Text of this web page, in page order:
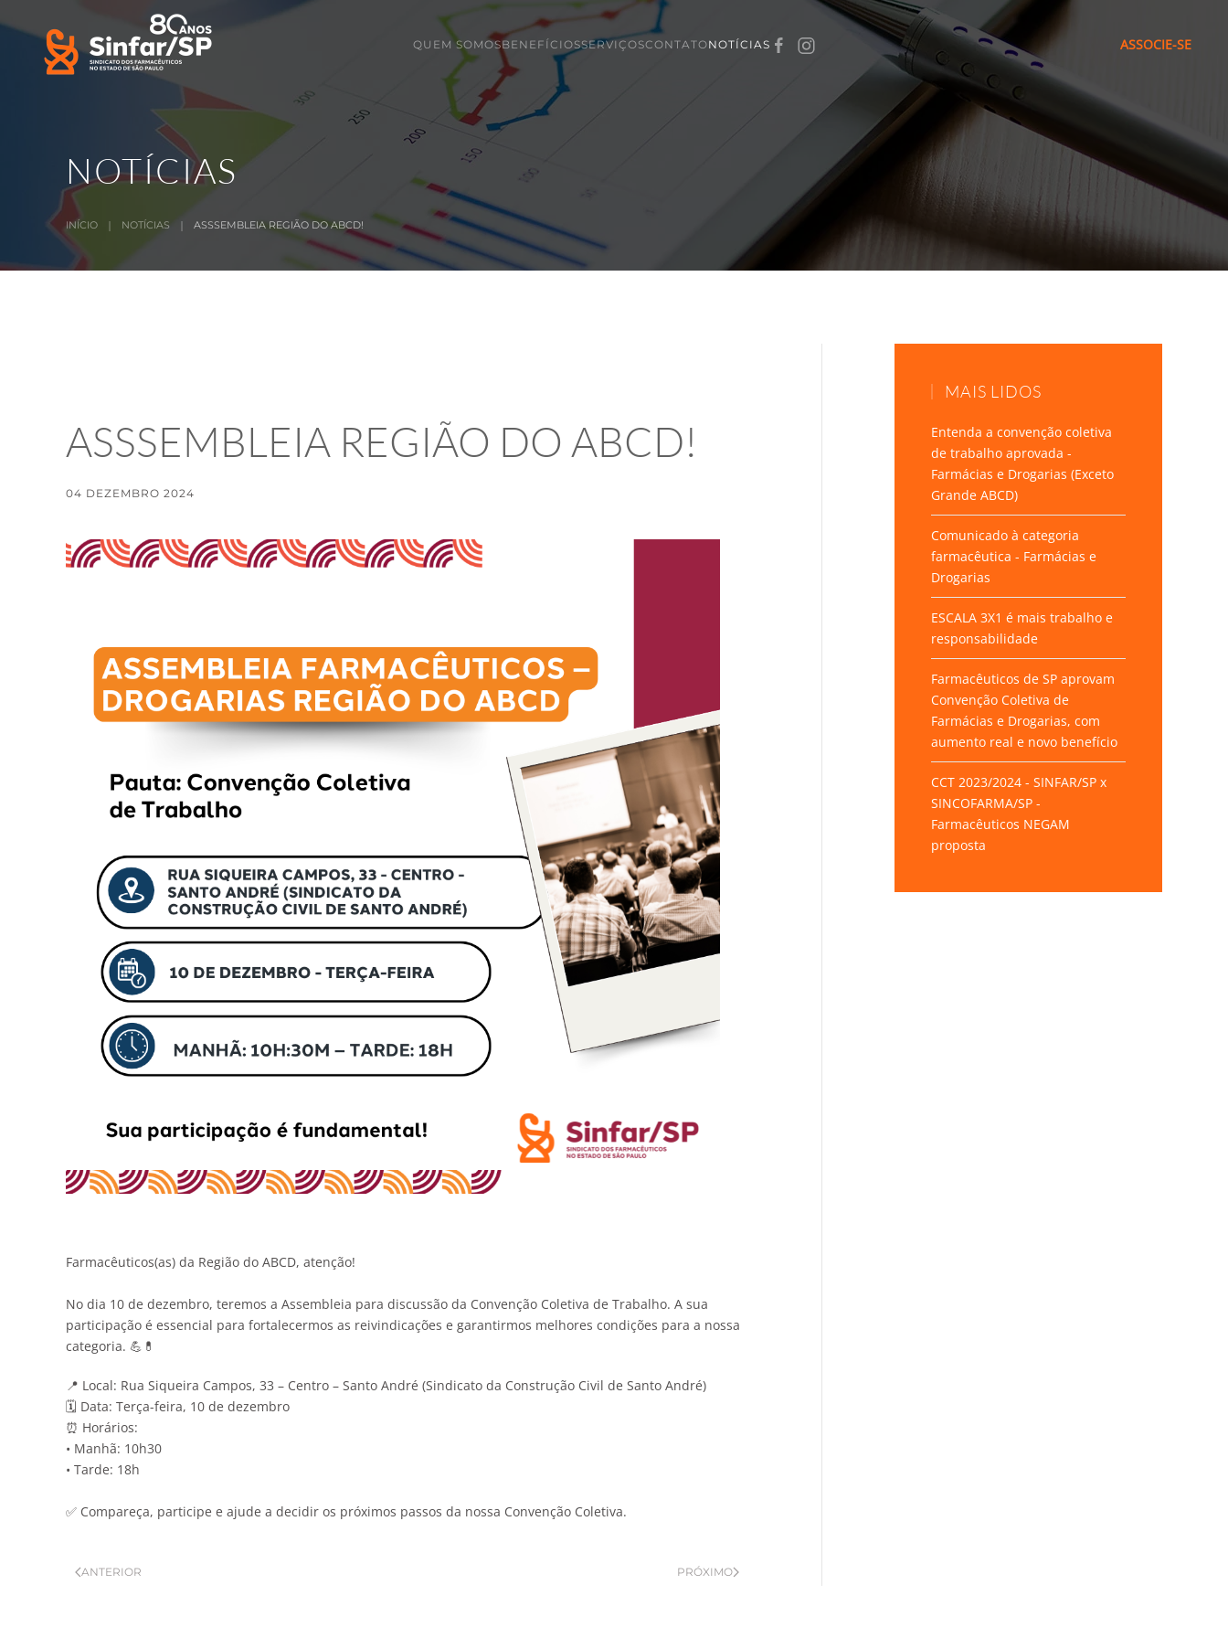
Skip to main content QUEM SOMOSBENEFÍCIOSSERVIÇOSCONTATONOTÍCIAS ASSOCIE-SE
NOTÍCIAS
INÍCIO NOTÍCIAS ASSSEMBLEIA REGIÃO DO ABCD!
ASSSEMBLEIA REGIÃO DO ABCD!
04 DEZEMBRO 2024
Farmacêuticos(as) da Região do ABCD, atenção!
No dia 10 de dezembro, teremos a Assembleia para discussão da Convenção Coletiva de Trabalho. A sua
participação é essencial para fortalecermos as reivindicações e garantirmos melhores condições para a nossa
categoria. 💪💊
📍 Local: Rua Siqueira Campos, 33 – Centro – Santo André (Sindicato da Construção Civil de Santo André)
🗓️ Data: Terça-feira, 10 de dezembro
⏰ Horários:
• Manhã: 10h30
• Tarde: 18h
✅ Compareça, participe e ajude a decidir os próximos passos da nossa Convenção Coletiva.
ANTERIOR PRÓXIMO
MAIS LIDOS
Entenda a convenção coletiva
de trabalho aprovada -
Farmácias e Drogarias (Exceto
Grande ABCD)
Comunicado à categoria
farmacêutica - Farmácias e
Drogarias
ESCALA 3X1 é mais trabalho e
responsabilidade
Farmacêuticos de SP aprovam
Convenção Coletiva de
Farmácias e Drogarias, com
aumento real e novo benefício
CCT 2023/2024 - SINFAR/SP x
SINCOFARMA/SP -
Farmacêuticos NEGAM
proposta